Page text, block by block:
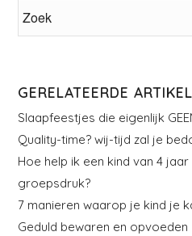
GERELATEERDE
Slaapfeestjes die eigenlijk
Quality-time? wij-tijd zal je
Hoe help ik een kind van 4
groepsdruk?
7 manieren waarop je kind je
Geduld bewaren en opvoeden